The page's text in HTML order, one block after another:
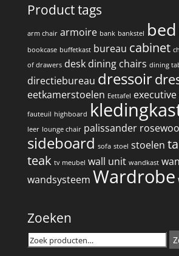
Product tags
arm chair armoire bank bankstel bed
bookcase buffetkast bureau cabinet
of drawers desk dining chairs dining
directiebureau dressoir
eetkamerstoelen Eettafel
fauteuil highboard
leer lounge chair palissander
sideboard sofa stoel stoelen
teak tv meubel wall unit wandkast
wandsysteem Wardrobe
Zoeken
Zoeken
naar: